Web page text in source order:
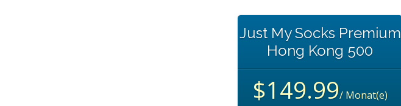
Just My Socks Premium
Hong Kong 500
$149.99/ Monat(e)